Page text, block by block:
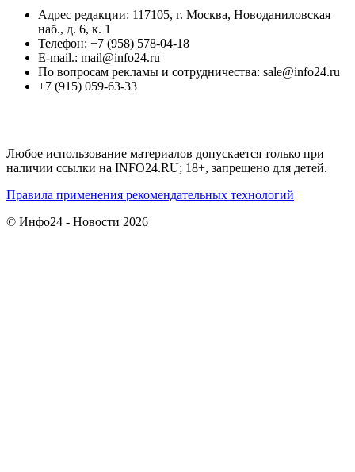
Адрес редакции: 117105, г. Москва, Новоданиловская
наб., д. 6, к. 1
Телефон: +7 (958) 578-04-18
E-mail.: mail@info24.ru
По вопросам рекламы и сотрудничества: sale@info24.ru
+7 (915) 059-63-33
Любое использование материалов допускается только при
наличии ссылки на INFO24.RU; 18+, запрещено для детей.
Правила применения рекомендательных технологий
© Инфо24 - Новости 2026